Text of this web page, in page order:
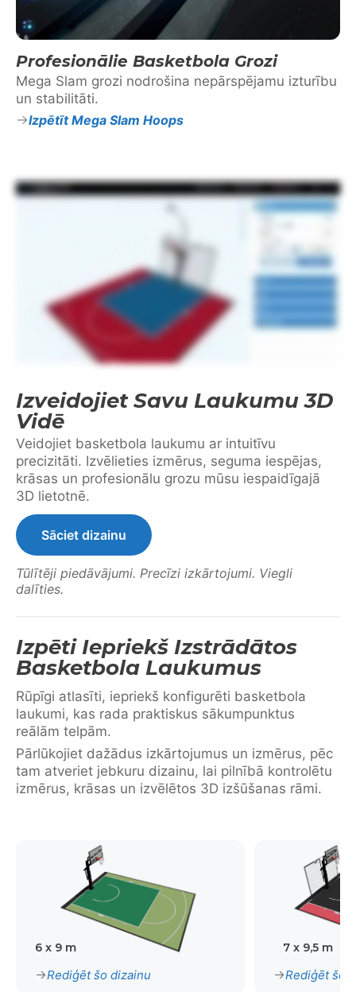
Profesionālie Basketbola Grozi
Mega Slam grozi nodrošina nepārspējamu izturību
un stabilitāti.
Izpētīt Mega Slam Hoops
Izveidojiet Savu Laukumu 3D
Vidē
Veidojiet basketbola laukumu ar intuitīvu
precizitāti. Izvēlieties izmērus, seguma iespējas,
krāsas un profesionālu grozu mūsu iespaidīgajā
3D lietotnē.
Sāciet dizainu
Tūlītēji piedāvājumi. Precīzi izkārtojumi. Viegli
dalīties.
Izpēti Iepriekš Izstrādātos
Basketbola Laukumus
Rūpīgi atlasīti, iepriekš konfigurēti basketbola
laukumi, kas rada praktiskus sākumpunktus
reālām telpām.
Pārlūkojiet dažādus izkārtojumus un izmērus, pēc
tam atveriet jebkuru dizainu, lai pilnībā kontrolētu
izmērus, krāsas un izvēlētos 3D izšūšanas rāmi.
6 x 9 m
Rediģēt šo dizainu
7 x 9,5 m
Rediģēt šo